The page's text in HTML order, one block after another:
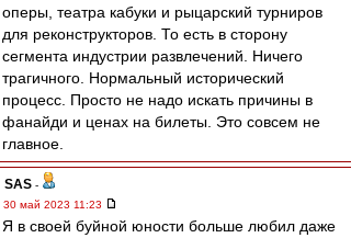
оперы, театра кабуки и рыцарский турниров
для реконструкторов. То есть в сторону
сегмента индустрии развлечений. Ничего
трагичного. Нормальный исторический
процесс. Просто не надо искать причины в
фанайди и ценах на билеты. Это совсем не
главное.
SAS -
30 май 2023 11:23
Я в своей буйной юности больше любил даже